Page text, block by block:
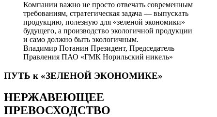
Компании важно не просто отвечать современным
требованиям, стратегическая задача — выпускать
продукцию, полезную для «зеленой экономики»
будущего, а производство экологичной продукции
и само должно быть экологичным.
Владимир Потанин Президент, Председатель
Правления ПАО «ГМК Норильский никель»
ПУТЬ к «ЗЕЛЕНОЙ ЭКОНОМИКЕ»
НЕРЖАВЕЮЩЕЕ
ПРЕВОСХОДСТВО